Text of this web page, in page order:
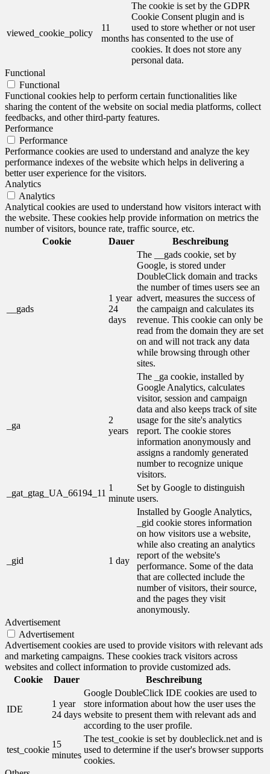
viewed_cookie_policy
11
months
The cookie is set by the GDPR
Cookie Consent plugin and is
used to store whether or not user
has consented to the use of
cookies. It does not store any
personal data.
Functional
Functional
Functional cookies help to perform certain functionalities like
sharing the content of the website on social media platforms, collect
feedbacks, and other third-party features.
Performance
Performance
Performance cookies are used to understand and analyze the key
performance indexes of the website which helps in delivering a
better user experience for the visitors.
Analytics
Analytics
Analytical cookies are used to understand how visitors interact with
the website. These cookies help provide information on metrics the
number of visitors, bounce rate, traffic source, etc.
Cookie
Dauer Beschreibung
__gads
1 year
24
days
The __gads cookie, set by
Google, is stored under
DoubleClick domain and tracks
the number of times users see an
advert, measures the success of
the campaign and calculates its
revenue. This cookie can only be
read from the domain they are set
on and will not track any data
while browsing through other
sites.
_ga
2
years
The _ga cookie, installed by
Google Analytics, calculates
visitor, session and campaign
data and also keeps track of site
usage for the site's analytics
report. The cookie stores
information anonymously and
assigns a randomly generated
number to recognize unique
visitors.
_gat_gtag_UA_66194_11
1
minute
Set by Google to distinguish
users.
_gid 1 day
Installed by Google Analytics,
_gid cookie stores information
on how visitors use a website,
while also creating an analytics
report of the website's
performance. Some of the data
that are collected include the
number of visitors, their source,
and the pages they visit
anonymously.
Advertisement
Advertisement
Advertisement cookies are used to provide visitors with relevant ads
and marketing campaigns. These cookies track visitors across
websites and collect information to provide customized ads.
Cookie
Dauer Beschreibung
IDE
1 year
24 days
Google DoubleClick IDE cookies are used to
store information about how the user uses the
website to present them with relevant ads and
according to the user profile.
test_cookie
15
minutes
The test_cookie is set by doubleclick.net and is
used to determine if the user's browser supports
cookies.